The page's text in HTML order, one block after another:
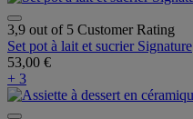
3,9 out of 5 Customer Rating
Set pot à lait et sucrier Signature
53,00 €
+ 3